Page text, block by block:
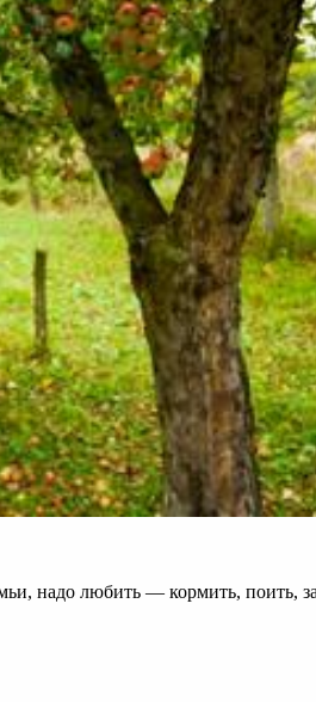
надо любить — кормить, поить,